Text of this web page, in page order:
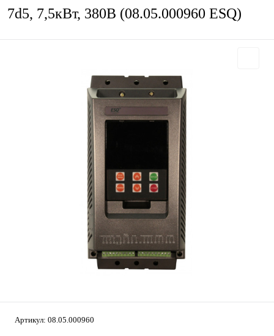
7d5, 7,5кВт, 380В (08.05.000960 ESQ)
Артикул: 08.05.000960